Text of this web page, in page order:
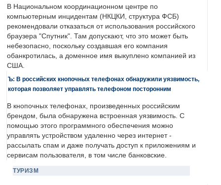
В Национальном координационном центре по
компьютерным инцидентам (НКЦКИ, структура ФСБ)
рекомендовали отказаться от использования российского
браузера "Спутник". Там допускают, что это может быть
небезопасно, поскольку создавшая его компания
обанкротилась, а доменное имя выкуплено компанией из
США.
Ъ: В российских кнопочных телефонах обнаружили уязвимость,
которая позволяет управлять телефоном посторонним
В кнопочных телефонах, произведенных российским
брендом, была обнаружена встроенная уязвимость. С
помощью этого программного обеспечения можно
управлять устройством удаленно через интернет -
рассылать спам и даже получать доступ к приложениям и
сервисам пользователя, в том числе банковские.
ТУРИЗМ